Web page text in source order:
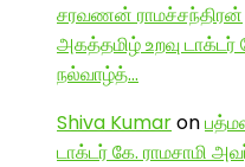
சரவணன் ராமச்சந்திரன்
அகத்தமிழ் உறவு டாக்டர்
நல்வாழ்த்…
Shiva Kumaron
டாக்டர் கே. ராமசாமி